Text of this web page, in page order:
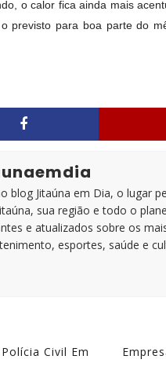
o calor fica ainda mais
previsto para boa parte do
blog Jitaúna em Dia, o lugar
sua região e todo o
e atualizados sobre os
esportes, saúde e
Civil Em